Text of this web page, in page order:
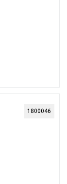
1800046